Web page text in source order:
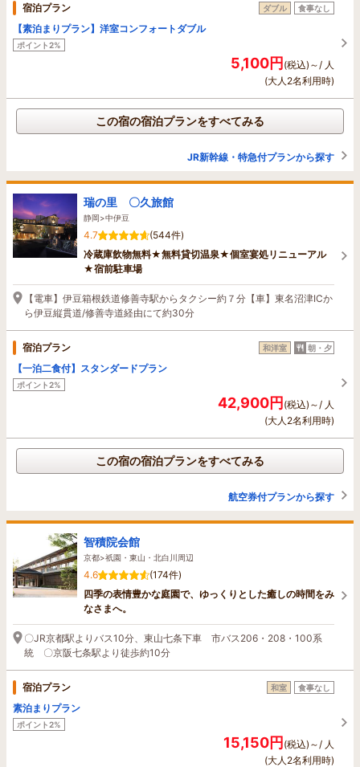
宿泊プラン ダブル 食事なし
【素泊まりプラン】洋室コンフォートダブル
ポイント2%
5,100円(税込)～/ 人
(大人2名利用時)
この宿の宿泊プランをすべてみる
JR新幹線・特急付プランから探す
瑞の里 〇久旅館
静岡>中伊豆
4.7
(544件)
冷蔵庫飲物無料★無料貸切温泉★個室宴処リニューアル
★宿前駐車場
【電車】伊豆箱根鉄道修善寺駅からタクシー約７分【車】東名沼津ICか
ら伊豆縦貫道/修善寺道経由にて約30分
宿泊プラン 和洋室 朝・夕
【一泊二食付】スタンダードプラン
ポイント2%
42,900円(税込)～/ 人
(大人2名利用時)
この宿の宿泊プランをすべてみる
航空券付プランから探す
智積院会館
京都>祇園・東山・北白川周辺
4.6
(174件)
四季の表情豊かな庭園で、ゆっくりとした癒しの時間をみ
なさまへ。
〇JR京都駅よりバス10分、東山七条下車 市バス206・208・100系
統 〇京阪七条駅より徒歩約10分
宿泊プラン 和室 食事なし
素泊まりプラン
ポイント2%
15,150円(税込)～/ 人
(大人2名利用時)